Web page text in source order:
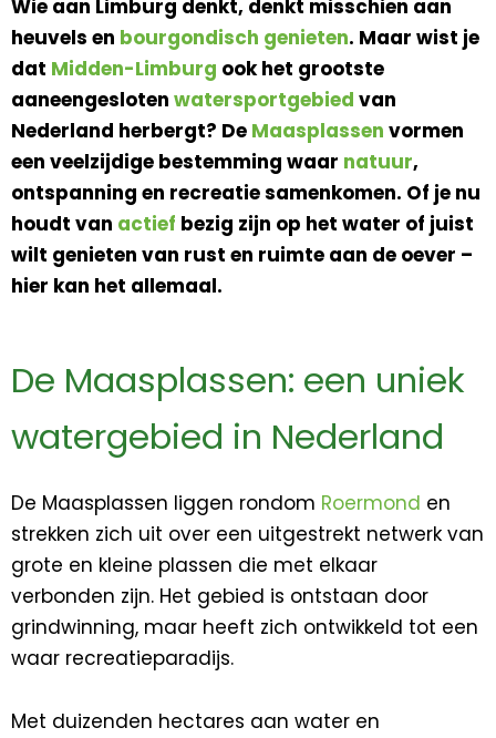
Wie aan Limburg denkt, denkt misschien aan
heuvels en bourgondisch genieten. Maar wist je
dat Midden-Limburg ook het grootste
aaneengesloten watersportgebied van
Nederland herbergt? De Maasplassen vormen
een veelzijdige bestemming waar natuur,
ontspanning en recreatie samenkomen. Of je nu
houdt van actief bezig zijn op het water of juist
wilt genieten van rust en ruimte aan de oever –
hier kan het allemaal.
De Maasplassen: een uniek
watergebied in Nederland
De Maasplassen liggen rondom Roermond en
strekken zich uit over een uitgestrekt netwerk van
grote en kleine plassen die met elkaar
verbonden zijn. Het gebied is ontstaan door
grindwinning, maar heeft zich ontwikkeld tot een
waar recreatieparadijs.
Met duizenden hectares aan water en